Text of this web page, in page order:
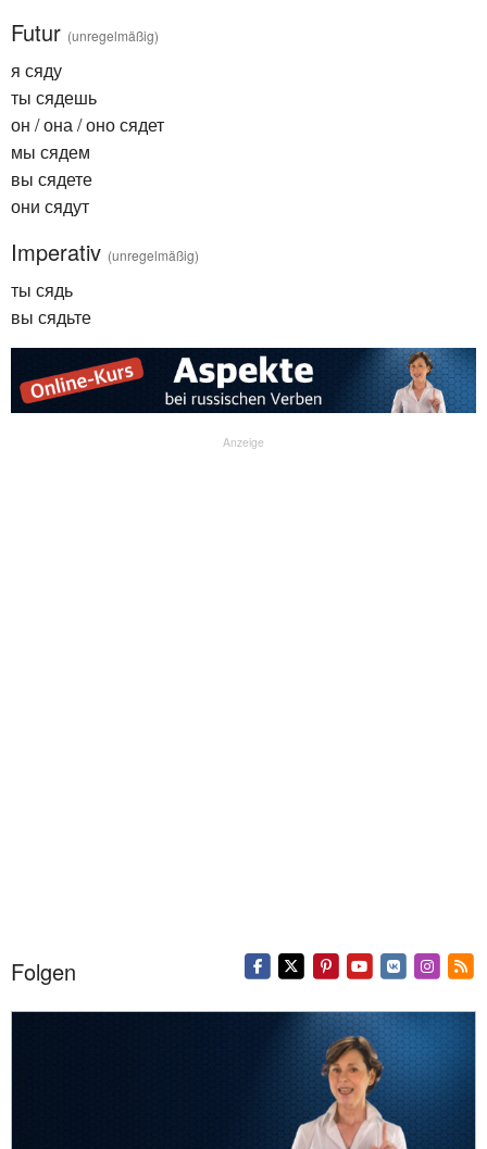
Futur (unregelmäßig)
я сяду
ты сядешь
он / она / оно сядет
мы сядем
вы сядете
они сядут
Imperativ (unregelmäßig)
ты сядь
вы сядьте
Anzeige
Folgen